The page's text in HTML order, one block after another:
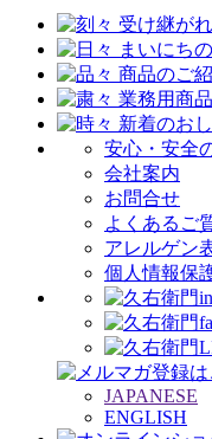
安心・安全
会社案内
お問合せ
よくあるご
アレルゲン
個人情報保
JAPANESE
ENGLISH